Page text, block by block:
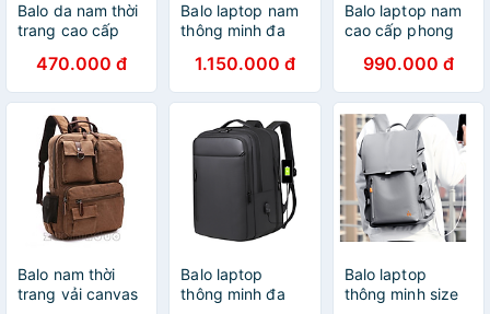
Balo da nam thời
trang cao cấp
470.000 đ
Balo laptop nam
thông minh đa
trang cao cấp
phong cách mới
1.150.000 đ
Balo laptop nam
cao cấp phong
990.000 đ
Balo nam thời
trang vải canvas
Balo laptop
thông minh đa
Balo laptop
thông minh size